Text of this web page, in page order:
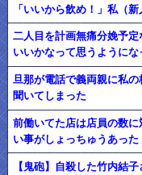
「いいから飲め！」私（
二人目を計画無痛分娩予
いいかなって思うようにな
旦那が電話で義両親に私
聞いてしまった
前働いてた店は店員の数
い事がしょっちゅうあった
【鬼砲】自殺した竹内結